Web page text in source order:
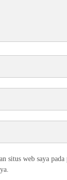
situs web saya